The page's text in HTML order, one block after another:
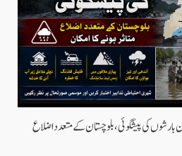
سون بارشوں کی پیشگوئی، بلوچستان کے متعدد اضلاع